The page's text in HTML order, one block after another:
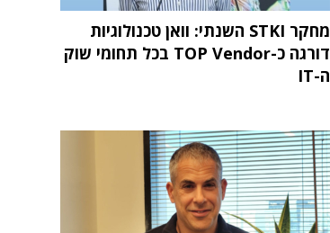
מחקר STKI השנתי: וואן טכנולוגיות
דורגה כ-TOP Vendor בכל תחומי שוק
ה-IT